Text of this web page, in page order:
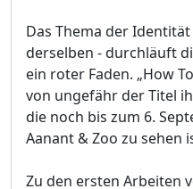
Das Thema der
derselben - durchläuft
ein roter Faden. „How
von ungefähr der Titel
die noch bis zum 6.
Aanant & Zoo zu sehen
Zu den ersten Arbeiten